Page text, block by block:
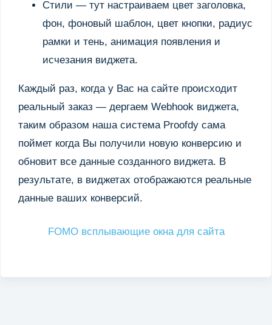
Стили — тут настраиваем цвет заголовка,
фон, фоновый шаблон, цвет кнопки, радиус
рамки и тень, анимация появления и
исчезания виджета.
Каждый раз, когда у Вас на сайте происходит
реальный заказ — дергаем Webhook виджета,
таким образом наша система Proofdy сама
поймет когда Вы получили новую конверсию и
обновит все данные созданного виджета. В
результате, в виджетах отображаются реальные
данные ваших конверсий.
FOMO всплывающие окна для сайта